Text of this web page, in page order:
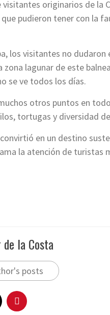
originarios de la
pudieron tener con la
los visitantes no
lagunar de este
se ve todos los días.
otros puntos en
tortugas y diversidad
en un destino
la atención de turistas
la Costa
posts